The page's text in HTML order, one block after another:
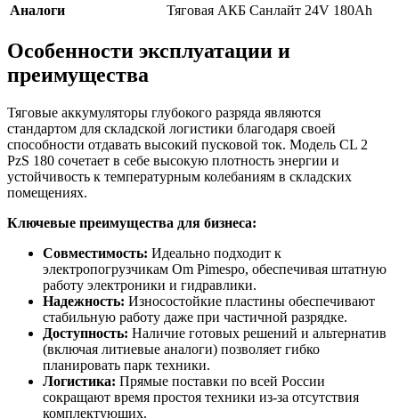
Аналоги
Тяговая АКБ Санлайт 24V 180Ah
Особенности эксплуатации и
преимущества
Тяговые аккумуляторы глубокого разряда являются
стандартом для складской логистики благодаря своей
способности отдавать высокий пусковой ток. Модель CL 2
PzS 180 сочетает в себе высокую плотность энергии и
устойчивость к температурным колебаниям в складских
помещениях.
Ключевые преимущества для бизнеса:
Совместимость: Идеально подходит к
электропогрузчикам Om Pimespo, обеспечивая штатную
работу электроники и гидравлики.
Надежность: Износостойкие пластины обеспечивают
стабильную работу даже при частичной разрядке.
Доступность: Наличие готовых решений и альтернатив
(включая литиевые аналоги) позволяет гибко
планировать парк техники.
Логистика: Прямые поставки по всей России
сокращают время простоя техники из-за отсутствия
комплектующих.